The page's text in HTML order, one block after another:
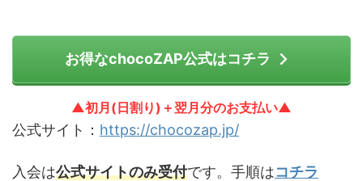
お得なchocoZAP公式はコチラ
▲初月(日割り)＋翌月分のお支払い▲
公式サイト： https://chocozap.jp/
入会は公式サイトのみ受付です。手順はコチラ